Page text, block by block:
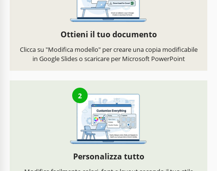
Ottieni il tuo documento
Clicca su "Modifica modello" per creare una copia modificabile
in Google Slides o scaricare per Microsoft PowerPoint
2
Personalizza tutto